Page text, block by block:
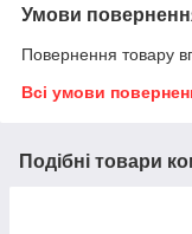
Умови
Повернення товару
Всі умови
Подібні товари